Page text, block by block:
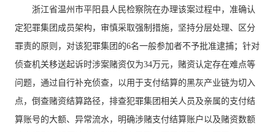
浙江省温州市平阳县人民检察院在办理该案过程中，准确认
定犯罪集团成员架构，审慎采取强制措施，坚持分层处理、区分
罪责的原则，对该犯罪集团的6名一般参加者不予批准逮捕；针对
侦查机关移送起诉时涉案赌资仅为34万元，赌资认定存在难点等
问题，通过自行补充侦查，以用于支付结算的黑灰产业链为切入
点，倒查赌资结算路径，排查犯罪集团相关人员及亲属的支付结
算账号的大额、异常流水，明确涉赌支付结算账户以及赌资数额